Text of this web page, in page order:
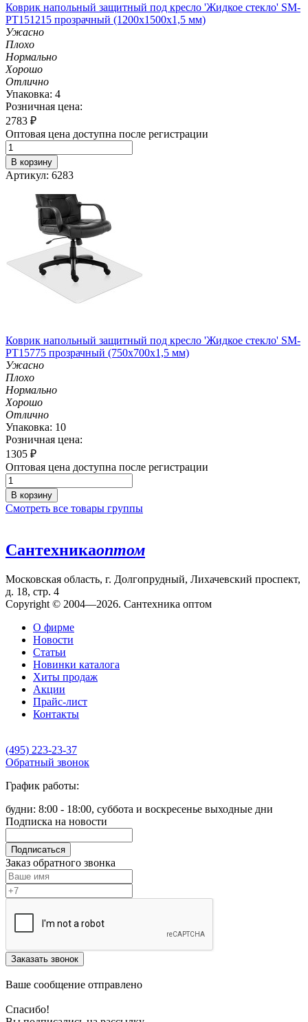
Коврик напольный защитный под кресло 'Жидкое стекло' SM-
PT151215 прозрачный (1200х1500х1,5 мм)
Ужасно
Плохо
Нормально
Хорошо
Отлично
Упаковка: 4
Розничная цена:
2783 ₽
Оптовая цена доступна после регистрации
В корзину
Артикул: 6283
Коврик напольный защитный под кресло 'Жидкое стекло' SM-
PT15775 прозрачный (750х700х1,5 мм)
Ужасно
Плохо
Нормально
Хорошо
Отлично
Упаковка: 10
Розничная цена:
1305 ₽
Оптовая цена доступна после регистрации
В корзину
Смотреть все товары группы
Сантехникаоптом
Московская область, г. Долгопрудный, Лихачевский проспект,
д. 18, стр. 4
Copyright © 2004—2026. Сантехника оптом
О фирме
Новости
Статьи
Новинки каталога
Хиты продаж
Акции
Прайс-лист
Контакты
(495) 223-23-37
Обратный звонок
График работы:
будни: 8:00 - 18:00, суббота и воскресенье выходные дни
Подписка на новости
Подписаться
Заказ обратного звонка
Заказать звонок
Ваше сообщение отправлено
Спасибо!